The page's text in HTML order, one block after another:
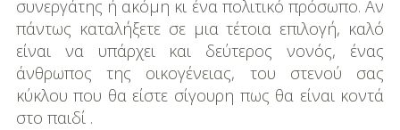
συνεργάτης ή ακόμη κι ένα πολιτικό πρόσωπο. Αν
πάντως καταλήξετε σε μια τέτοια επιλογή, καλό
είναι να υπάρχει και δεύτερος νονός, ένας
άνθρωπος της οικογένειας, του στενού σας
κύκλου που θα είστε σίγουρη πως θα είναι κοντά
στο παιδί .